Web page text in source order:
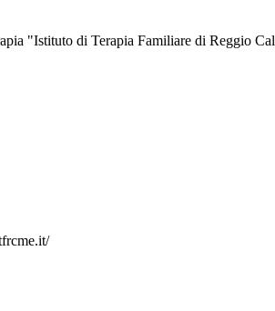
"Istituto di Terapia Familiare di Reggio